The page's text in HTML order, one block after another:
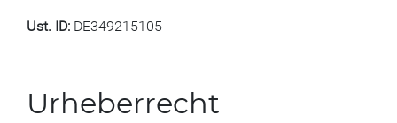
Ust. ID: DE349215105
Urheberrecht